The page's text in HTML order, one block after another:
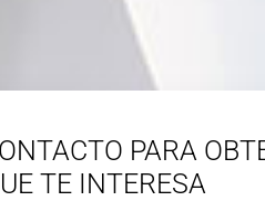
PARA
TE INTERESA